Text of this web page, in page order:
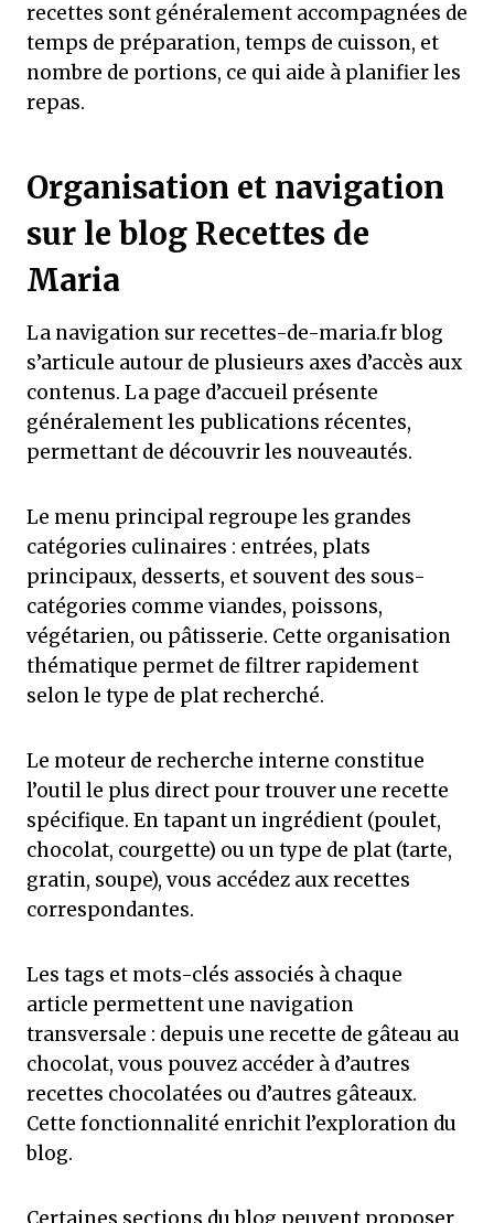
recettes sont généralement accompagnées de
temps de préparation, temps de cuisson, et
nombre de portions, ce qui aide à planifier les
repas.
Organisation et navigation
sur le blog Recettes de
Maria
La navigation sur recettes-de-maria.fr blog
s’articule autour de plusieurs axes d’accès aux
contenus. La page d’accueil présente
généralement les publications récentes,
permettant de découvrir les nouveautés.
Le menu principal regroupe les grandes
catégories culinaires : entrées, plats
principaux, desserts, et souvent des sous-
catégories comme viandes, poissons,
végétarien, ou pâtisserie. Cette organisation
thématique permet de filtrer rapidement
selon le type de plat recherché.
Le moteur de recherche interne constitue
l’outil le plus direct pour trouver une recette
spécifique. En tapant un ingrédient (poulet,
chocolat, courgette) ou un type de plat (tarte,
gratin, soupe), vous accédez aux recettes
correspondantes.
Les tags et mots-clés associés à chaque
article permettent une navigation
transversale : depuis une recette de gâteau au
chocolat, vous pouvez accéder à d’autres
recettes chocolatées ou d’autres gâteaux.
Cette fonctionnalité enrichit l’exploration du
blog.